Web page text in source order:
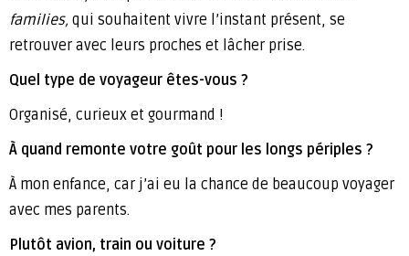
families, qui souhaitent vivre l’instant présent, se
retrouver avec leurs proches et lâcher prise.
Quel type de voyageur êtes-vous ?
Organisé, curieux et gourmand !
À quand remonte votre goût pour les longs périples ?
À mon enfance, car j’ai eu la chance de beaucoup voyager
avec mes parents.
Plutôt avion, train ou voiture ?